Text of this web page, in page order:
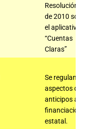
Resolución
de 2010
el aplicativo
“Cuentas
Claras”
Se regulan
aspectos de
anticipos a la
financiación
estatal.